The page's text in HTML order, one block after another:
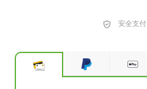
安全支付